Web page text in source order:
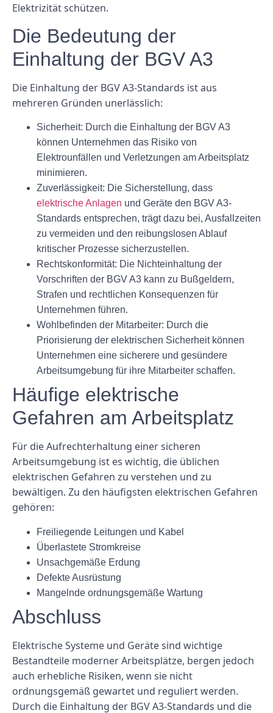
Elektrizität schützen.
Die Bedeutung der
Einhaltung der BGV A3
Die Einhaltung der BGV A3-Standards ist aus
mehreren Gründen unerlässlich:
Sicherheit: Durch die Einhaltung der BGV A3
können Unternehmen das Risiko von
Elektrounfällen und Verletzungen am Arbeitsplatz
minimieren.
Zuverlässigkeit: Die Sicherstellung, dass
elektrische Anlagen und Geräte den BGV A3-
Standards entsprechen, trägt dazu bei, Ausfallzeiten
zu vermeiden und den reibungslosen Ablauf
kritischer Prozesse sicherzustellen.
Rechtskonformität: Die Nichteinhaltung der
Vorschriften der BGV A3 kann zu Bußgeldern,
Strafen und rechtlichen Konsequenzen für
Unternehmen führen.
Wohlbefinden der Mitarbeiter: Durch die
Priorisierung der elektrischen Sicherheit können
Unternehmen eine sicherere und gesündere
Arbeitsumgebung für ihre Mitarbeiter schaffen.
Häufige elektrische
Gefahren am Arbeitsplatz
Für die Aufrechterhaltung einer sicheren
Arbeitsumgebung ist es wichtig, die üblichen
elektrischen Gefahren zu verstehen und zu
bewältigen. Zu den häufigsten elektrischen Gefahren
gehören:
Freiliegende Leitungen und Kabel
Überlastete Stromkreise
Unsachgemäße Erdung
Defekte Ausrüstung
Mangelnde ordnungsgemäße Wartung
Abschluss
Elektrische Systeme und Geräte sind wichtige
Bestandteile moderner Arbeitsplätze, bergen jedoch
auch erhebliche Risiken, wenn sie nicht
ordnungsgemäß gewartet und reguliert werden.
Durch die Einhaltung der BGV A3-Standards und die